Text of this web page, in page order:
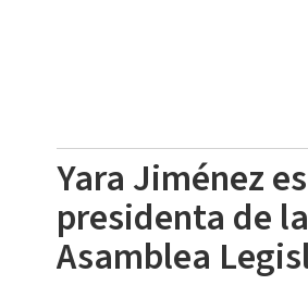
Yara Jiménez
presidenta de la
Asamblea